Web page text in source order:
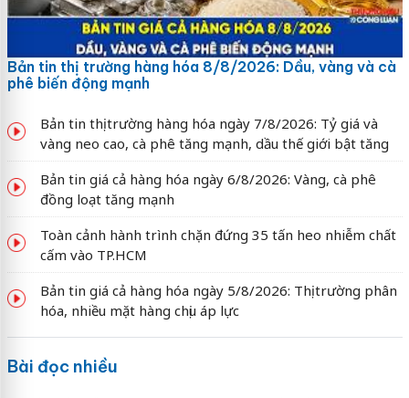
Bản tin thị trường hàng hóa 8/8/2026: Dầu, vàng và cà
phê biến động mạnh
Bản tin thị trường hàng hóa ngày 7/8/2026: Tỷ giá và
vàng neo cao, cà phê tăng mạnh, dầu thế giới bật tăng
Bản tin giá cả hàng hóa ngày 6/8/2026: Vàng, cà phê
đồng loạt tăng mạnh
Toàn cảnh hành trình chặn đứng 35 tấn heo nhiễm chất
cấm vào TP.HCM
Bản tin giá cả hàng hóa ngày 5/8/2026: Thị trường phân
hóa, nhiều mặt hàng chịu áp lực
Bài đọc nhiều